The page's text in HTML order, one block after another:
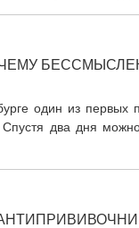
один из первых
два дня можно